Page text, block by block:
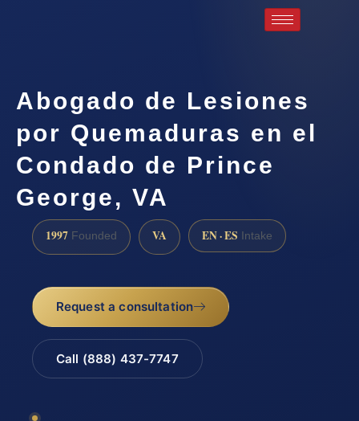
Abogado de Lesiones
por Quemaduras en el
Condado de Prince
George, VA
1997 Founded VA EN · ES Intake
Request a consultation
Call (888) 437-7747